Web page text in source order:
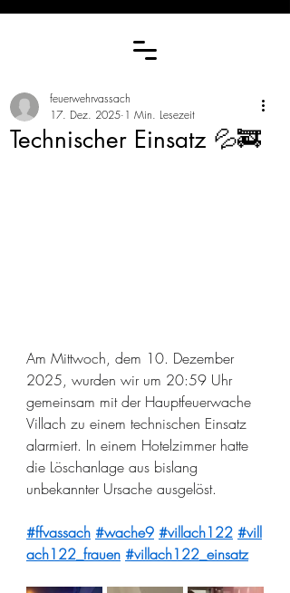
Technischer Einsatz 💦🚒
feuerwehrvassach
17. Dez. 2025 1 Min. Lesezeit
Am Mittwoch, dem 10. Dezember
2025, wurden wir um 20:59 Uhr
gemeinsam mit der Hauptfeuerwache
Villach zu einem technischen Einsatz
alarmiert. In einem Hotelzimmer hatte
die Löschanlage aus bislang
unbekannter Ursache ausgelöst.
#ffvassach #wache9 #villach122 #vill
ach122_frauen #villach122_einsatz